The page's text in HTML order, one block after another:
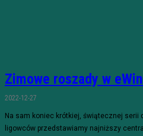
Zimowe roszady w
2022-12-27
Na sam koniec krótkiej, świątecznej
ligowców przedstawiamy najniższy